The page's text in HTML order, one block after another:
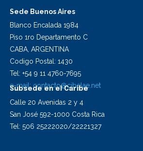
Sede Buenos Aires
Blanco Encalada 1984
Piso 1ro Departamento C
CABA, ARGENTINA
Codigo Postal: 1430
Tel: +54 9 11 4760-7695
e-mail: contacto@cibelae.net
Subsede en el Caribe
Calle 20 Avenidas 2 y 4
San José 592-1000 Costa Rica
Tel: 506 25222020/22221327